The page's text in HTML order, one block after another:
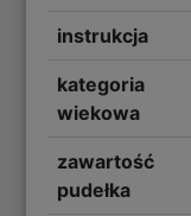
instrukcja
kategoria
wiekowa
zawartość
pudełka